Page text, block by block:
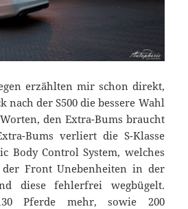
erzählten mir schon direkt,
nach der S500 die bessere Wahl
den Extra-Bums braucht
Bums verliert die S-Klasse
Body Control System, welches
Front Unebenheiten in der
diese fehlerfrei wegbügelt.
Pferde mehr, sowie 200